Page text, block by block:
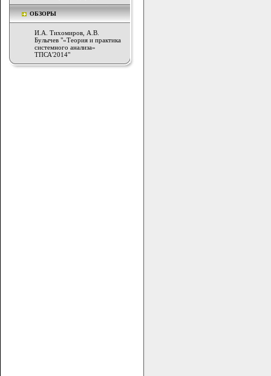
ОБЗОРЫ
И.А. Тихомиров, А.В.
Булычев "«Теория и практика
системного анализа»
ТПСА'2014"